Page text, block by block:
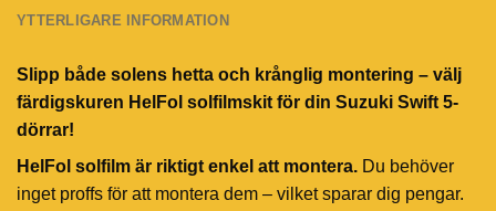
YTTERLIGARE INFORMATION
Slipp både solens hetta och krånglig montering – välj
färdigskuren HelFol solfilmskit för din Suzuki Swift 5-
dörrar!
HelFol solfilm är riktigt enkel att montera. Du behöver
inget proffs för att montera dem – vilket sparar dig pengar.